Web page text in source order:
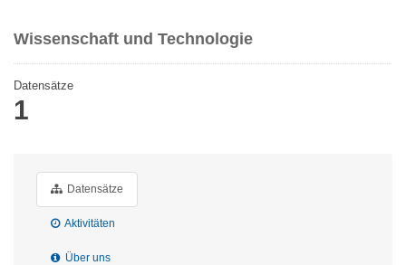
Wissenschaft und Technologie
Datensätze
1
Datensätze
Aktivitäten
Über uns